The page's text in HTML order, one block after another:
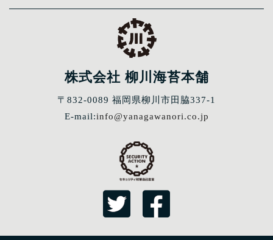
株式会社 柳川海苔本舗
〒832-0089 福岡県柳川市田脇337-1
E-mail:info@yanagawanori.co.jp